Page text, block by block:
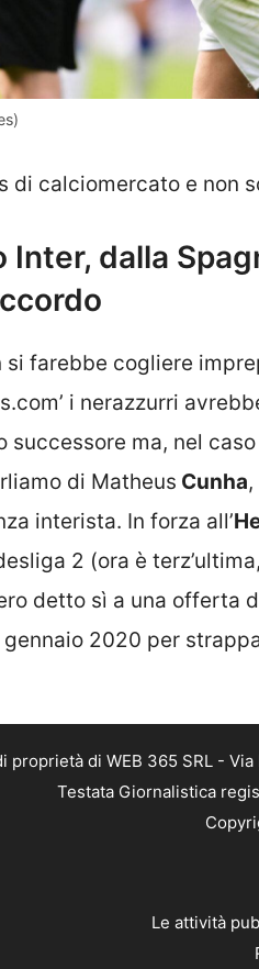
di calciomercato e non
Inter, dalla
si farebbe cogliere
i nerazzurri
successore ma, nel
di Matheus Cunha
interista. In forza all’
2 (ora è
detto sì a una offerta
2020 per
proprietà di WEB 365 SRL - Via
Testata Giornalistica
Le attività